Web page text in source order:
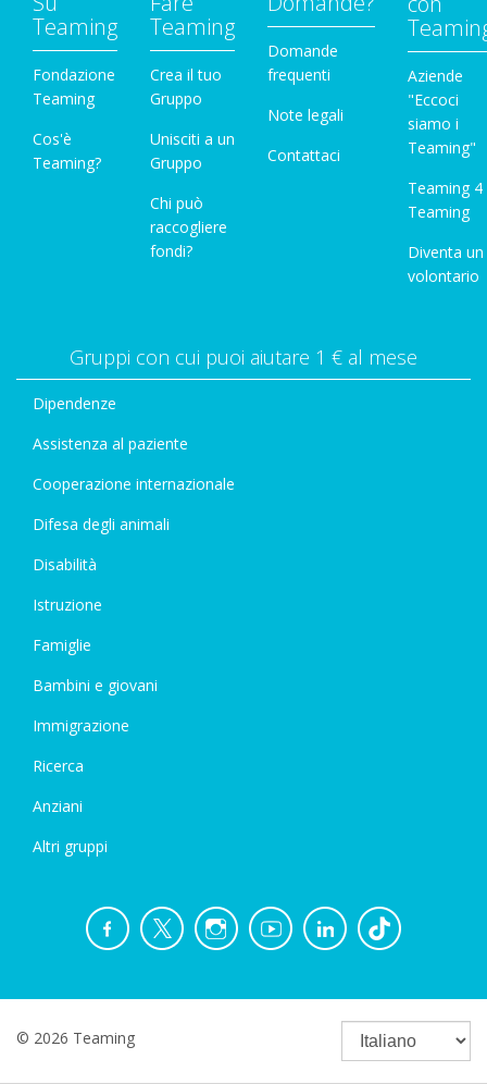
Teaming
Fondazione
Teaming
Cos'è
Teaming?
Teaming
Crea il tuo
Gruppo
Unisciti a un
Gruppo
Chi può
raccogliere
fondi?
Domande
frequenti
Note legali
Contattaci
Aziende
"Eccoci
siamo i
Teaming"
Teaming 4
Teaming
Diventa un
volontario
Gruppi con cui puoi aiutare 1 € al mese
Dipendenze
Assistenza al paziente
Cooperazione internazionale
Difesa degli animali
Disabilità
Istruzione
Famiglie
Bambini e giovani
Immigrazione
Ricerca
Anziani
Altri gruppi
© 2026 Teaming